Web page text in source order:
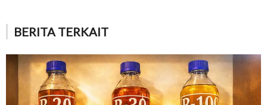
BERITA TERKAIT